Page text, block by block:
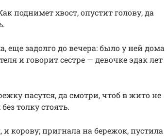
поднимет хвост, опустит голову, да
еще задолго до вечера: было у ней дома
и говорит сестре — девочке эдак лет
пасутся, да смотри, чтоб в жито не
толку стоять.
корову; пригнала на бережок, пустила